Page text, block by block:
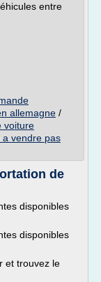
entre
allemagne /
voiture
vendre pas
de
disponibles
disponibles
et trouvez le